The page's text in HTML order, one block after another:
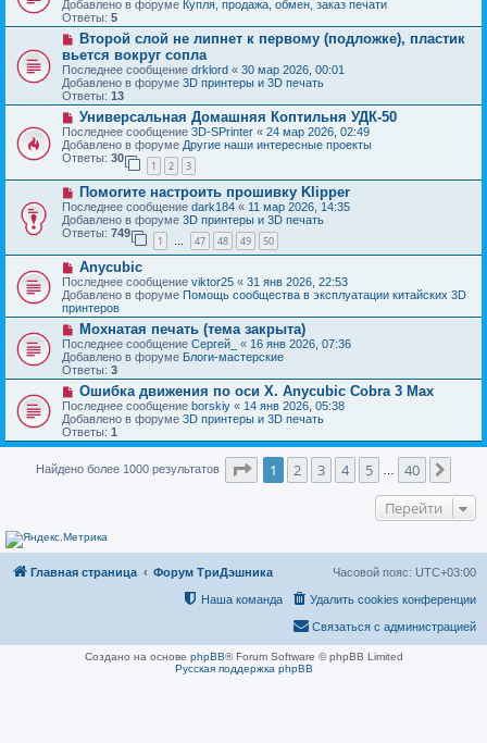
е
н
е
о
е
о
о
б
щ
е
н
и
е
Добавлено в форуме Купля, продажа, обмен, заказ печати
Ответы: 5
Н
в
о
е
с
о
о
б
щ
н
е
Второй слой не липнет к первому (подложке), пластик
вьется вокруг сопла
Последнее сообщение drklord « 30 мар 2026, 00:01
Добавлено в форуме 3D принтеры и 3D печать
Ответы: 13
Н
о
в
о
с
о
б
щ
н
и
е
Универсальная Домашняя Коптильня УДК-50
Последнее сообщение 3D-SPrinter « 24 мар 2026, 02:49
Добавлено в форуме Другие наши интересные проекты
Ответы: 30
1 2 3
Н
о
в
о
е
с
о
о
б
щ
е
н
и
е
Помогите настроить прошивку Klipper
Последнее сообщение dark184 « 11 мар 2026, 14:35
Добавлено в форуме 3D принтеры и 3D печать
Ответы: 749
1 … 47 48 49 50
Н
о
в
о
е
о
о
б
щ
е
н
и
е
Anycubic
Последнее сообщение viktor25 « 31 янв 2026, 22:53
Добавлено в форуме Помощь сообщества в эксплуатации китайских 3D
принтеров
Н
о
в
о
е
с
о
о
б
щ
н
Мохнатая печать (тема закрыта)
Последнее сообщение Сергей_ « 16 янв 2026, 07:36
Добавлено в форуме Блоги-мастерские
Ответы: 3
Н
о
в
о
е
о
и
Ошибка движения по оси Х. Anycubic Cobra 3 Max
Последнее сообщение borskiy « 14 янв 2026, 05:38
Добавлено в форуме 3D принтеры и 3D печать
Ответы: 1
Найдено более 1000 результатов Страница1 из
1 2 3 4 5 40
Перейти
Главная страница Форум ТриДэшника Часовой пояс: UTC+03:00
Удалить cookies конференции
Наша команда
Связаться с администрацией
Создано на основе phpBB® Forum Software © phpBB Limited
Русская поддержка phpBB